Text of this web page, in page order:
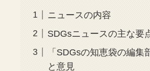
ニュースの内容
SDGsニュースの主な要
「SDGsの知恵袋の編集
と意見